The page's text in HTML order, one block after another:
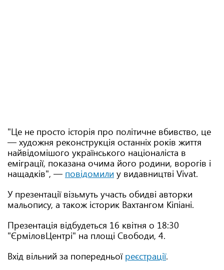
"Це не просто історія про політичне вбивство, це
— художня реконструкція останніх років життя
найвідомішого українського націоналіста в
еміграції, показана очима його родини, ворогів і
нащадків", — повідомили у видавництві Vivat.
У презентації візьмуть участь обидві авторки
мальопису, а також історик Вахтангом Кіпіані.
Презентація відбудеться 16 квітня о 18:30
"ЄрміловЦентрі" на площі Свободи, 4.
Вхід вільний за попередньої реєстрації.